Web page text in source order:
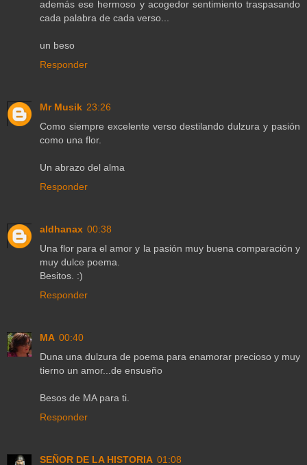
además ese hermoso y acogedor sentimiento traspasando
cada palabra de cada verso...
un beso
Responder
Mr Musik 23:26
Como siempre excelente verso destilando dulzura y pasión
como una flor.
Un abrazo del alma
Responder
aldhanax 00:38
Una flor para el amor y la pasión muy buena comparación y
muy dulce poema.
Besitos. :)
Responder
MA 00:40
Duna una dulzura de poema para enamorar precioso y muy
tierno un amor...de ensueño
Besos de MA para ti.
Responder
SEÑOR DE LA HISTORIA 01:08